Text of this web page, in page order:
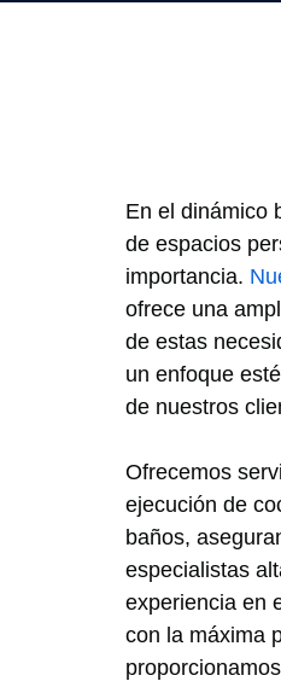
En el dinámico
de espacios
importancia.
ofrece una
de estas
un enfoque
de nuestros
Ofrecemos
ejecución de
baños,
especialistas
experiencia en
con la máxima